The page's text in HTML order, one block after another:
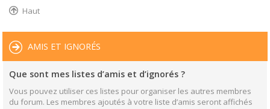
Haut
AMIS ET IGNORÉS
Que sont mes listes d’amis et d’ignorés ?
Vous pouvez utiliser ces listes pour organiser les autres membres
du forum. Les membres ajoutés à votre liste d’amis seront affichés